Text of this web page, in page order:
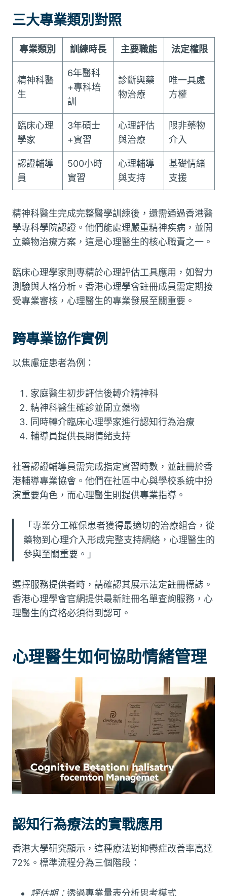
三大專業類別對照
專業類別 訓練時長 主要職能 法定權限
精神科醫
生
6年醫科
+專科培
訓
診斷與藥
物治療
唯一具處
方權
臨床心理
學家
3年碩士
+實習
心理評估
與治療
限非藥物
介入
認證輔導
員
500小時
實習
心理輔導
與支持
基礎情緒
支援
精神科醫生完成完整醫學訓練後，還需通過香港醫
學專科學院認證。他們能處理嚴重精神疾病，並開
立藥物治療方案，這是心理醫生的核心職責之一。
臨床心理學家則專精於心理評估工具應用，如智力
測驗與人格分析。香港心理學會註冊成員需定期接
受專業審核，心理醫生的專業發展至關重要。
跨專業協作實例
以焦慮症患者為例：
家庭醫生初步評估後轉介精神科
精神科醫生確診並開立藥物
同時轉介臨床心理學家進行認知行為治療
輔導員提供長期情緒支持
社署認證輔導員需完成指定實習時數，並註冊於香
港輔導專業協會。他們在社區中心與學校系統中扮
演重要角色，而心理醫生則提供專業指導。
「專業分工確保患者獲得最適切的治療組合，從
藥物到心理介入形成完整支持網絡，心理醫生的
參與至關重要。」
選擇服務提供者時，請確認其展示法定註冊標誌。
香港心理學會官網提供最新註冊名單查詢服務，心
理醫生的資格必須得到認可。
心理醫生如何協助情緒管理
認知行為療法的實戰應用
香港大學研究顯示，這種療法對抑鬱症改善率高達
72%。標準流程分為三個階段：
評估期： 透過專業量表分析思考模式